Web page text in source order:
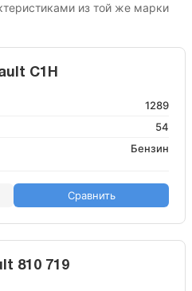
из той же марки
C1H
1289
54
Бензин
Сравнить
810 719